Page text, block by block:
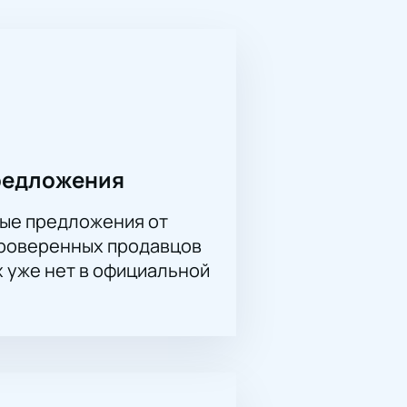
один из ведущих
и глубоким пониманием
станет вашим шагом навстречу
предложения от
продавцов
нет в официальной